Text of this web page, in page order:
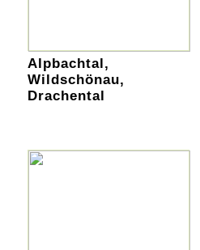
Alpbachtal,
Wildschönau,
Drachental